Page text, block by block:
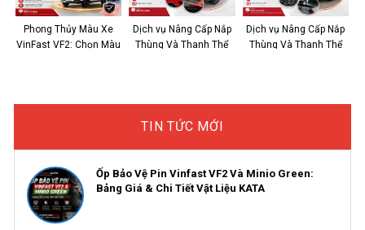
Phong Thủy Màu Xe
VinFast VF2: Chọn Màu
Dịch vụ Nâng Cấp Nắp
Thùng Và Thanh Thể
Dịch vụ Nâng Cấp Nắp
Thùng Và Thanh Thể
TIN TỨC MỚI
Ốp Bảo Vệ Pin Vinfast VF2 Và Minio Green:
Bảng Giá & Chi Tiết Vật Liệu KATA